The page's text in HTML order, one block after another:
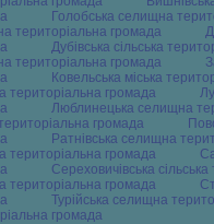
Голобська селищна
територіальна громада
Дубівська сільська
територіальна громада
Ковельська міська
територіальна громада
Люблинецька селищна
громада
Ратнівська селищна
територіальна громада
Сереховичівська
територіальна громада
Турійська селищна
громада